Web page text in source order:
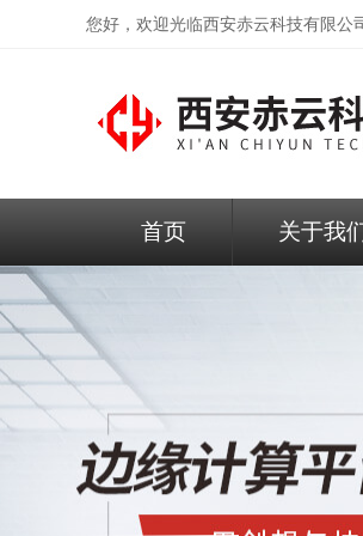
您好，欢迎光临西安赤云科技有限公
首页 关于我